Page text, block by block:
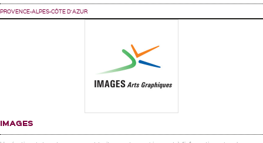
PROVENCE-ALPES-CÔTE D'AZUR
IMAGES